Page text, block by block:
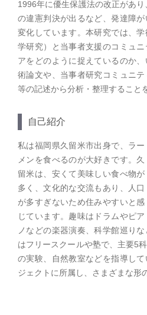
1996年に優生保護法の改正があ
の違憲判決が出るなど、発達障
変化しています。本研究では、
学研究）と当事者支援のコミュ
アをどのように捉えているのか
術論文や、当事者研究コミュニ
等の記述から分析・整理すること
自己紹介
私は福岡県久留米市出身で、ラー
メンを食べるのが大好きです。久
留米は、安くて美味しい食べ物が
多く、文化的な交流もあり、人口
が多すぎないため住みやすいと感
じています。趣味はドラムやピア
ノなどの楽器演奏、科学館巡り
はフリースクールや塾で、主要5
の実験、自然教室などを指導し
ジェクトに所属し、さまざまな形